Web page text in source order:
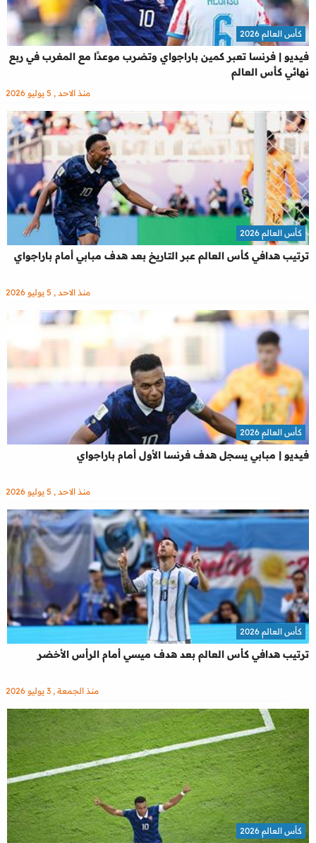
فيديو | فرنسا تعبر كمين باراجواي وتضرب موعدًا مع المغرب في ربع
نهائي كأس العالم
كأس العالم 2026
منذ الاحد , 5 يوليو 2026
ترتيب هدافي كأس العالم عبر التاريخ بعد هدف مبابي أمام باراجواي
كأس العالم 2026
منذ الاحد , 5 يوليو 2026
فيديو | مبابي يسجل هدف فرنسا الأول أمام باراجواي
كأس العالم 2026
منذ الاحد , 5 يوليو 2026
ترتيب هدافي كأس العالم بعد هدف ميسي أمام الرأس الأخضر
كأس العالم 2026
منذ الجمعة , 3 يوليو 2026
كأس العالم 2026